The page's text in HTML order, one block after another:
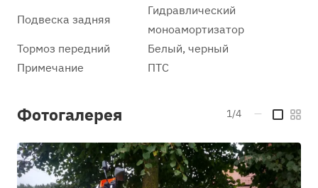
Подвеска задняя
Гидравлический
моноамортизатор
Тормоз передний
Белый, черный
Примечание
ПТС
Фотогалерея 1/4 —